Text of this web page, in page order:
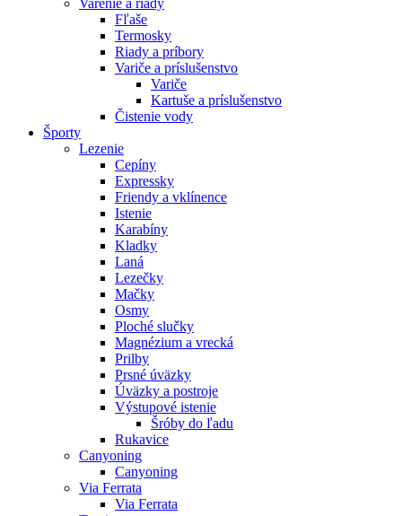
Fľaše
Termosky
Riady a príbory
Variče a príslušenstvo
Variče
Kartuše a príslušenstvo
Čistenie vody
Športy
Lezenie
Cepíny
Expressky
Friendy a vklínence
Istenie
Karabíny
Kladky
Laná
Lezečky
Mačky
Osmy
Ploché slučky
Magnézium a vrecká
Prilby
Prsné úväzky
Úväzky a postroje
Výstupové istenie
Šróby do ľadu
Rukavice
Canyoning
Canyoning
Via Ferrata
Via Ferrata